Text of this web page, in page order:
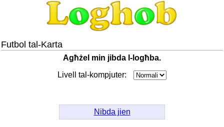
Futbol tal-Karta
Agħżel min jibda l-logħba.
Livell tal-kompjuter:
Nibda jien